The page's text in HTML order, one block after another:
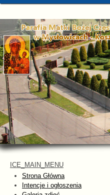
ICE_MAIN_MENU
Strona Główna
Intencje i ogłoszenia